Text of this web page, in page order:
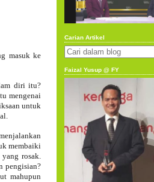
masuk ke
diri itu?
mengenai
untuk
membaiki
rosak.
pengisian?
mahupun
Carian Artikel
Faizal Yusup @ FY